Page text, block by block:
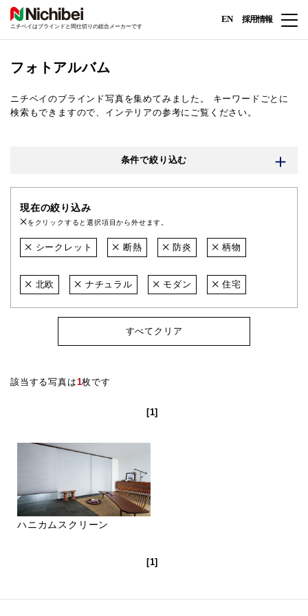
ニチベイはブラインドと間仕切りの総合メーカーです
EN 採用情報
フォトアルバム
ニチベイのブラインド写真を集めてみました。
キーワードごとに
検索もできますので、インテリアの参考にご覧ください。
条件で絞り込む
現在の絞り込み
をクリックすると選択項目から外せます。
シークレット 断熱 防炎 柄物
北欧 ナチュラル モダン 住宅
すべてクリア
該当する写真は1枚です
[1]
ハニカムスクリーン
[1]